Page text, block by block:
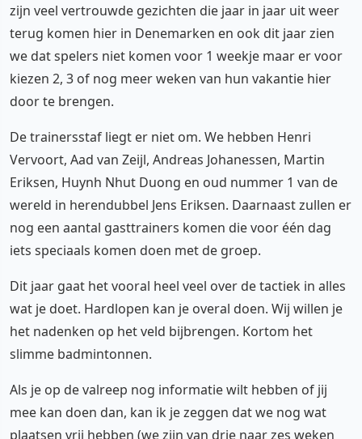
zijn veel vertrouwde gezichten die jaar in jaar uit weer
terug komen hier in Denemarken en ook dit jaar zien
we dat spelers niet komen voor 1 weekje maar er voor
kiezen 2, 3 of nog meer weken van hun vakantie hier
door te brengen.
De trainersstaf liegt er niet om. We hebben Henri
Vervoort, Aad van Zeijl, Andreas Johanessen, Martin
Eriksen, Huynh Nhut Duong en oud nummer 1 van de
wereld in herendubbel Jens Eriksen. Daarnaast zullen er
nog een aantal gasttrainers komen die voor één dag
iets speciaals komen doen met de groep.
Dit jaar gaat het vooral heel veel over de tactiek in alles
wat je doet. Hardlopen kan je overal doen. Wij willen je
het nadenken op het veld bijbrengen. Kortom het
slimme badmintonnen.
Als je op de valreep nog informatie wilt hebben of jij
mee kan doen dan, kan ik je zeggen dat we nog wat
plaatsen vrij hebben (we zijn van drie naar zes weken